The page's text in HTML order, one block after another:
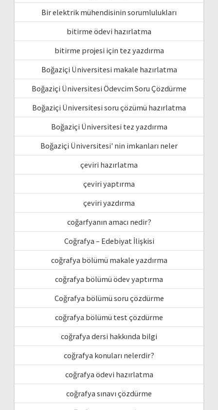
Bir elektrik mühendisinin sorumlulukları
bitirme ödevi hazırlatma
bitirme projesi için tez yazdırma
Boğaziçi Üniversitesi makale hazırlatma
Boğaziçi Üniversitesi Ödevcim Soru Çözdürme
Boğaziçi Üniversitesi soru çözümü hazırlatma
Boğaziçi Üniversitesi tez yazdırma
Boğaziçi Üniversitesi' nin imkanları neler
çeviri hazırlatma
çeviri yaptırma
çeviri yazdırma
coğarfyanın amacı nedir?
Coğrafya – Edebiyat İlişkisi
coğrafya bölümü makale yazdırma
coğrafya bölümü ödev yaptırma
Coğrafya bölümü soru çözdürme
coğrafya bölümü test çözdürme
coğrafya dersi hakkında bilgi
coğrafya konuları nelerdir?
coğrafya ödevi hazırlatma
coğrafya sınavı çözdürme